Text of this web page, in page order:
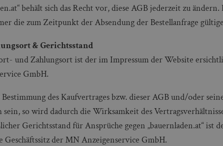
behält sich das Recht vor, diese AGB jederzeit zu
die zum Zeitpunkt der Absendung der Bestellanfrage
& Gerichtsstand
und Zahlungsort ist der im Impressum der Website
GmbH.
des Kaufvertrages bzw. dieser AGB und/oder
sein, so wird dadurch die Wirksamkeit des
Gerichtsstand für Ansprüche gegen „bauernladen.at“ ist
Geschäftssitz der MN Anzeigenservice GmbH.